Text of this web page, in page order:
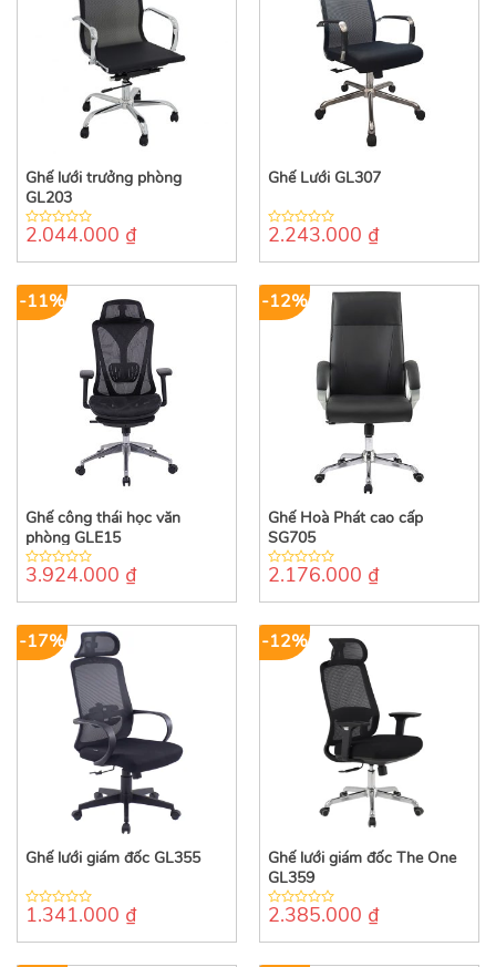
Ghế lưới trưởng phòng
GL203
0
of
2.044.000 ₫
Ghế Lưới GL307
0
of
2.243.000 ₫
-11%
Ghế công thái học văn
phòng GLE15
0
of
3.924.000 ₫
-12%
Ghế Hoà Phát cao cấp
SG705
0
of
2.176.000 ₫
-17%
Ghế lưới giám đốc GL355
0
of
1.341.000 ₫
-12%
Ghế lưới giám đốc The One
GL359
0
of
2.385.000 ₫